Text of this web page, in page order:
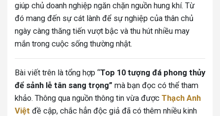
giúp chủ doanh nghiệp ngăn chặn nguồn hung khí. Từ
đó mang đến sự cát lành để sự nghiệp của thân chủ
ngày càng thăng tiến vượt bậc và thu hút nhiều may
mắn trong cuộc sống thường nhật.
Bài viết trên là tổng hợp “Top 10 tượng đá phong thủy
để sảnh lễ tân sang trọng” mà bạn đọc có thể tham
khảo. Thông qua nguồn thông tin vừa được Thạch Anh
Việt đề cập, chắc hẳn độc giả đã có thêm nhiều kinh